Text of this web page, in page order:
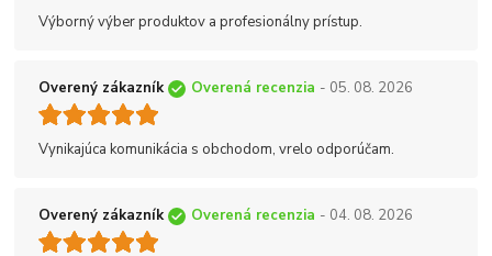
Výborný výber produktov a profesionálny prístup.
Overený zákazník Overená recenzia - 05. 08. 2026
Vynikajúca komunikácia s obchodom, vrelo odporúčam.
Overený zákazník Overená recenzia - 04. 08. 2026